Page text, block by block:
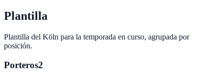
Plantilla
Plantilla del Köln para la temporada en curso, agrupada por
posición.
Porteros2